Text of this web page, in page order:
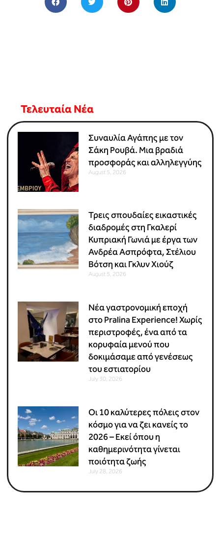
Τελευταία Νέα
Συναυλία Αγάπης με τον
Σάκη Ρουβά. Μια βραδιά
προσφοράς και αλληλεγγύης
August 5, 2026
Τρεις σπουδαίες εικαστικές
διαδρομές στη Γκαλερί
Κυπριακή Γωνιά με έργα των
Ανδρέα Ασπρόφτα, Στέλιου
Βότση και Γκλυν Χιούζ
August 5, 2026
Νέα γαστρονομική εποχή
στο Pralina Experience! Χωρίς
περιστροφές, ένα από τα
κορυφαία μενού που
δοκιμάσαμε από γενέσεως
του εστιατορίου
July 30, 2026
Οι 10 καλύτερες πόλεις στον
κόσμο για να ζει κανείς το
2026 – Εκεί όπου η
καθημερινότητα γίνεται
ποιότητα ζωής
July 28, 2026